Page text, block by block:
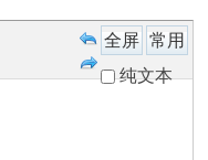
全屏 常用
纯文本